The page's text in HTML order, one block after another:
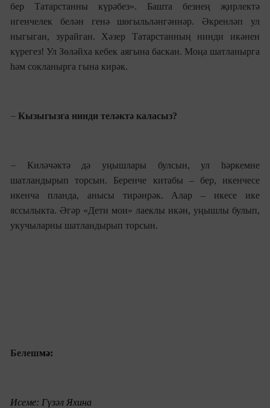
бер Татарстанны күрәбез». Башта безнең җирлектә
игенчелек белән генә шөгыльләнгәннәр. Әкренләп ул
ныгыган, зурайган. Хәзер Татарстанның нинди икәнен
күрегез! Ул Зөләйха кебек аягына баскан. Моңа шатланырга
һәм сокланырга гына кирәк.
– Кызыгызга нинди теләктә каласыз?
–
Киләчәктә дә уңышлары булсын, ул һәркемне
шатландырып торсын. Беренче китабы – бер, икенчесе
икенча планда, анысы тирәнрәк. Алар – икесе ике
яссылыкта. Әгәр «Дети мои» лаеклы икән, уңышлы булып,
укучыларны шатландырып торсын.
Белешмә:
Исеме: Гүзәл Яхина